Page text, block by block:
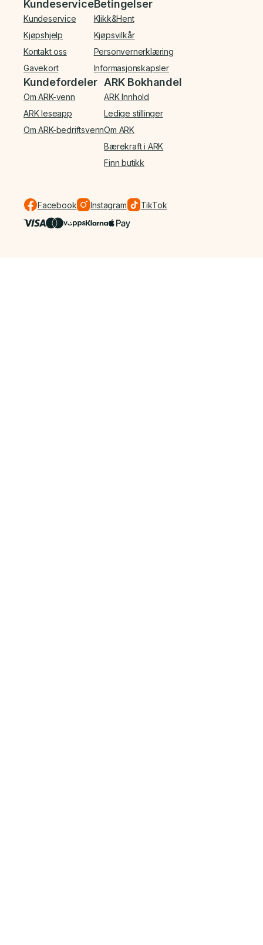
Bunnmeny
Kundeservice
Kundeservice
Kjøpshjelp
Kontakt oss
Gavekort
Betingelser
Klikk&Hent
Kjøpsvilkår
Personvernerklæring
Informasjonskapsler
Kundefordeler
Om ARK-venn
ARK leseapp
Om ARK-bedriftsvenn
ARK Bokhandel
ARK Innhold
Ledige stillinger
Om ARK
Bærekraft i ARK
Finn butikk
Facebook Instagram TikTok